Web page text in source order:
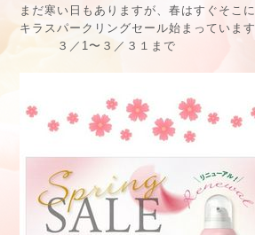
まだ寒い日もありますが、春はすぐそこに
キラスパークリングセール始まっています
３／ 1 〜３／３１まで